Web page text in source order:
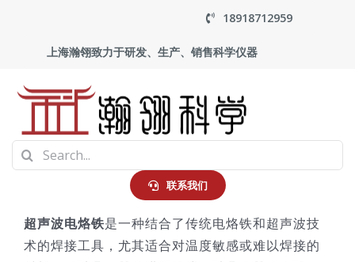
content
18918712959
上海瀚翎致力于研发、生产、销售科学仪器
首页
产品中心
Search
for:
联系我们
超声波电烙铁是一种结合了传统电烙铁和超声波技
术的焊接工具，尤其适合对温度敏感或难以焊接的